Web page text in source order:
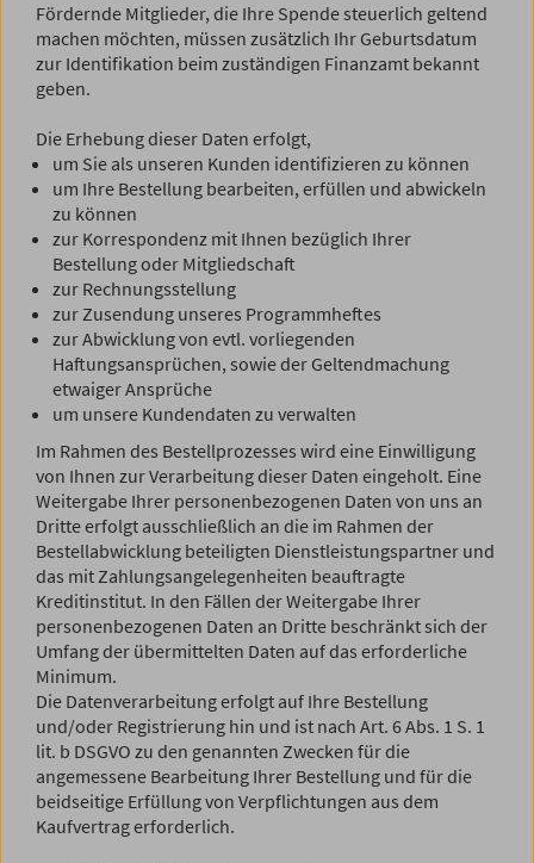
Fördernde Mitglieder, die Ihre Spende steuerlich geltend
machen möchten, müssen zusätzlich Ihr Geburtsdatum
zur Identifikation beim zuständigen Finanzamt bekannt
geben.
Die Erhebung dieser Daten erfolgt,
um Sie als unseren Kunden identifizieren zu können
um Ihre Bestellung bearbeiten, erfüllen und abwickeln
zu können
zur Korrespondenz mit Ihnen bezüglich Ihrer
Bestellung oder Mitgliedschaft
zur Rechnungsstellung
zur Zusendung unseres Programmheftes
zur Abwicklung von evtl. vorliegenden
Haftungsansprüchen, sowie der Geltendmachung
etwaiger Ansprüche
um unsere Kundendaten zu verwalten
Im Rahmen des Bestellprozesses wird eine Einwilligung
von Ihnen zur Verarbeitung dieser Daten eingeholt. Eine
Weitergabe Ihrer personenbezogenen Daten von uns an
Dritte erfolgt ausschließlich an die im Rahmen der
Bestellabwicklung beteiligten Dienstleistungspartner und
das mit Zahlungsangelegenheiten beauftragte
Kreditinstitut. In den Fällen der Weitergabe Ihrer
personenbezogenen Daten an Dritte beschränkt sich der
Umfang der übermittelten Daten auf das erforderliche
Minimum.
Die Datenverarbeitung erfolgt auf Ihre Bestellung
und/oder Registrierung hin und ist nach Art. 6 Abs. 1 S. 1
lit. b DSGVO zu den genannten Zwecken für die
angemessene Bearbeitung Ihrer Bestellung und für die
beidseitige Erfüllung von Verpflichtungen aus dem
Kaufvertrag erforderlich.